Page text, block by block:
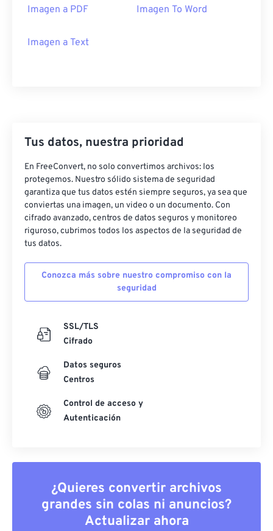
Imagen a PDF Imagen To Word
Imagen a Text
Tus datos, nuestra prioridad
En FreeConvert, no solo convertimos archivos: los
protegemos. Nuestro sólido sistema de seguridad
garantiza que tus datos estén siempre seguros, ya sea que
conviertas una imagen, un video o un documento. Con
cifrado avanzado, centros de datos seguros y monitoreo
riguroso, cubrimos todos los aspectos de la seguridad de
tus datos.
Conozca más sobre nuestro compromiso con la
seguridad
SSL/TLS
Cifrado
Datos seguros
Centros
Control de acceso y
Autenticación
¿Quieres convertir archivos
grandes sin colas ni anuncios?
Actualizar ahora